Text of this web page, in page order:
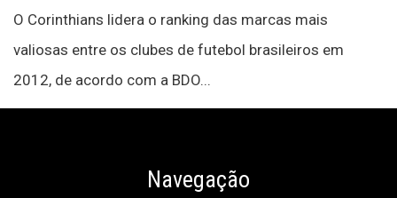
O Corinthians lidera o ranking das marcas mais
valiosas entre os clubes de futebol brasileiros em
2012, de acordo com a BDO...
Navegação